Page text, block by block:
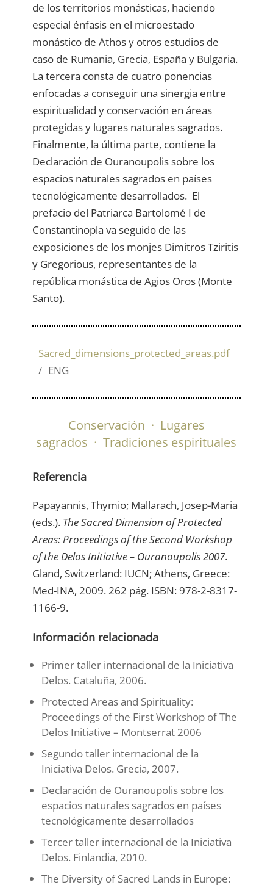
de los territorios monásticas, haciendo
especial énfasis en el microestado
monástico de Athos y otros estudios de
caso de Rumania, Grecia, España y Bulgaria.
La tercera consta de cuatro ponencias
enfocadas a conseguir una sinergia entre
espiritualidad y conservación en áreas
protegidas y lugares naturales sagrados.
Finalmente, la última parte, contiene la
Declaración de Ouranoupolis sobre los
espacios naturales sagrados en países
tecnológicamente desarrollados. El
prefacio del Patriarca Bartolomé I de
Constantinopla va seguido de las
exposiciones de los monjes Dimitros Tziritis
y Gregorious, representantes de la
república monástica de Agios Oros (Monte
Santo).
Sacred_dimensions_protected_areas.pdf
ENG
Conservación · Lugares
sagrados · Tradiciones espirituales
Referencia
Papayannis, Thymio; Mallarach, Josep-Maria
(eds.). The Sacred Dimension of Protected
Areas: Proceedings of the Second Workshop
of the Delos Initiative – Ouranoupolis 2007.
Gland, Switzerland: IUCN; Athens, Greece:
Med-INA, 2009. 262 pág. ISBN: 978-2-8317-
1166-9.
Información relacionada
Primer taller internacional de la Iniciativa
Delos. Cataluña, 2006.
Protected Areas and Spirituality:
Proceedings of the First Workshop of The
Delos Initiative – Montserrat 2006
Segundo taller internacional de la
Iniciativa Delos. Grecia, 2007.
Declaración de Ouranoupolis sobre los
espacios naturales sagrados en países
tecnológicamente desarrollados
Tercer taller internacional de la Iniciativa
Delos. Finlandia, 2010.
The Diversity of Sacred Lands in Europe: